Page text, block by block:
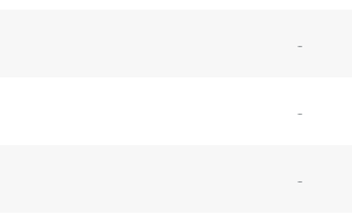
-
-
-